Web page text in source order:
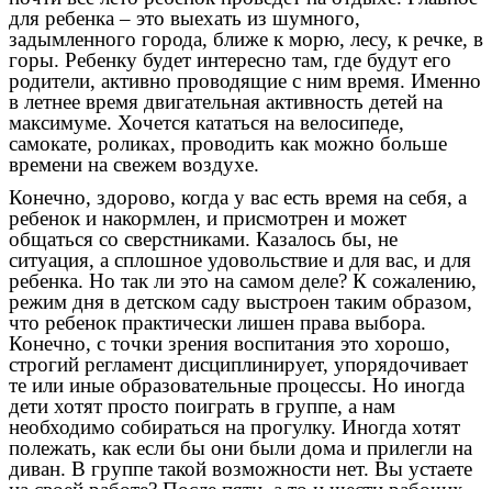
для ребенка – это выехать из шумного,
задымленного города, ближе к морю, лесу, к речке, в
горы. Ребенку будет интересно там, где будут его
родители, активно проводящие с ним время. Именно
в летнее время двигательная активность детей на
максимуме. Хочется кататься на велосипеде,
самокате, роликах, проводить как можно больше
времени на свежем воздухе.
Конечно, здорово, когда у вас есть время на себя, а
ребенок и накормлен, и присмотрен и может
общаться со сверстниками. Казалось бы, не
ситуация, а сплошное удовольствие и для вас, и для
ребенка. Но так ли это на самом деле? К сожалению,
режим дня в детском саду выстроен таким образом,
что ребенок практически лишен права выбора.
Конечно, с точки зрения воспитания это хорошо,
строгий регламент дисциплинирует, упорядочивает
те или иные образовательные процессы. Но иногда
дети хотят просто поиграть в группе, а нам
необходимо собираться на прогулку. Иногда хотят
полежать, как если бы они были дома и прилегли на
диван. В группе такой возможности нет. Вы устаете